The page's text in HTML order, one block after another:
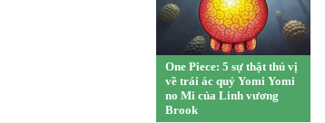
One Piece: 5 sự thật thú vị
về trái ác quỷ Yomi Yomi
no Mi của Linh vương
Brook